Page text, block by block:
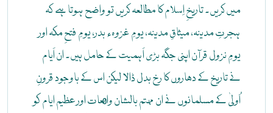
میں کریں۔ تاریخِ اِسلام کا مطالعہ کریں تو واضح ہوتا ہے کہ
ہجرتِ مدینہ، میثاقِ مدینہ، یومِ غزوہء بدر، یومِ فتحِ مکہ اور
یومِ نزول قرآن اپنی جگہ بڑی اَہمیت کے حامل ہیں۔ ان اَیام
نے تاریخ کے دھاروں کا رخ بدل ڈالا لیکن اس کے باوجود قرونِ
اُولیٰ کے مسلمانوں نے ان مہتم بالشان واقعات اور عظیم ایام کو